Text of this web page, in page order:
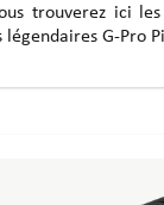
trouverez ici
légendaires G-Pro